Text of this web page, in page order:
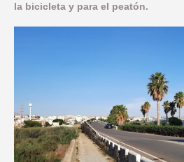
la bicicleta y para el peatón.